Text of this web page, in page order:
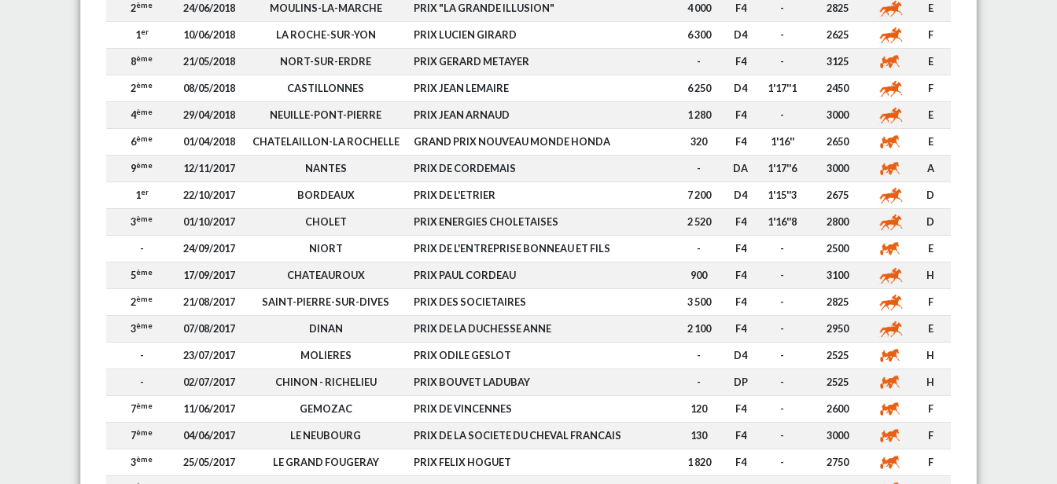
2ème 24/06/2018 MOULINS-LA-MARCHE PRIX "LA GRANDE ILLUSION" 4 000 F4 - 2825 E
1er 10/06/2018 LA ROCHE-SUR-YON PRIX LUCIEN GIRARD 6 300 D4 - 2625 F
8ème 21/05/2018 NORT-SUR-ERDRE PRIX GERARD METAYER - F4 - 3125 E
2ème 08/05/2018 CASTILLONNES PRIX JEAN LEMAIRE 6 250 D4 1'17''1 2450 F
4ème 29/04/2018 NEUILLE-PONT-PIERRE PRIX JEAN ARNAUD 1 280 F4 - 3000 E
6ème 01/04/2018 CHATELAILLON-LA ROCHELLE GRAND PRIX NOUVEAU MONDE HONDA 320 F4 1'16'' 2650 E
9ème 12/11/2017 NANTES PRIX DE CORDEMAIS - DA 1'17''6 3000 A
1er 22/10/2017 BORDEAUX PRIX DE L'ETRIER 7 200 D4 1'15''3 2675 D
3ème 01/10/2017 CHOLET PRIX ENERGIES CHOLETAISES 2 520 F4 1'16''8 2800 D
- 24/09/2017 NIORT PRIX DE L'ENTREPRISE BONNEAU ET FILS - F4 - 2500 E
5ème 17/09/2017 CHATEAUROUX PRIX PAUL CORDEAU 900 F4 - 3100 H
2ème 21/08/2017 SAINT-PIERRE-SUR-DIVES PRIX DES SOCIETAIRES 3 500 F4 - 2825 F
3ème 07/08/2017 DINAN PRIX DE LA DUCHESSE ANNE 2 100 F4 - 2950 E
- 23/07/2017 MOLIERES PRIX ODILE GESLOT - D4 - 2525 H
- 02/07/2017 CHINON - RICHELIEU PRIX BOUVET LADUBAY - DP - 2525 H
7ème 11/06/2017 GEMOZAC PRIX DE VINCENNES 120 F4 - 2600 F
7ème 04/06/2017 LE NEUBOURG PRIX DE LA SOCIETE DU CHEVAL FRANCAIS 130 F4 - 3000 F
3ème 25/05/2017 LE GRAND FOUGERAY PRIX FELIX HOGUET 1 820 F4 - 2750 F